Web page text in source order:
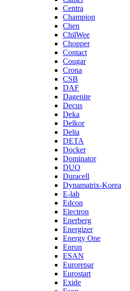
Centra
Champion
Chen
ChilWee
Chopper
Contact
Cougar
Crona
CSB
DAF
Dagenite
Decus
Deka
Delkor
Delta
DETA
Docker
Dominator
DUO
Duracell
Dynamatrix-Korea
E-lab
Edcon
Electron
Enerberg
Energizer
Energy One
Enrun
ESAN
Eurorepar
Eurostart
Exide